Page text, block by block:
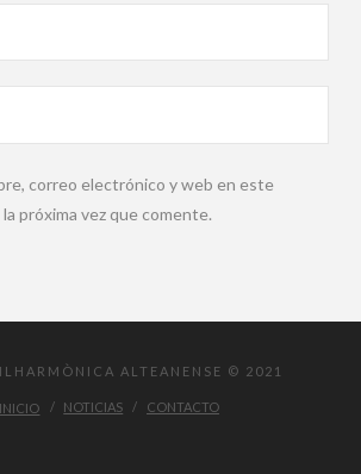
correo electrónico y web en este
próxima vez que comente.
ALTEANENSE © 2021
INICIO NOTICIAS CONTACTO